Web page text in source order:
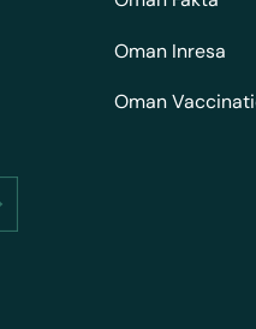
Oman Inresa
Oman